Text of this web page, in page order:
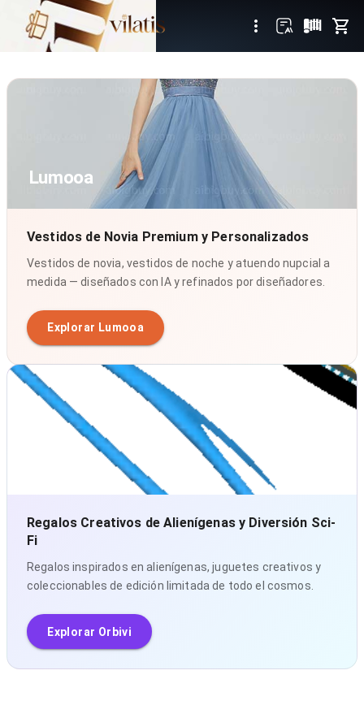
Lumooa
Vestidos de Novia Premium y Personalizados
Vestidos de novia, vestidos de noche y atuendo nupcial a
medida — diseñados con IA y refinados por diseñadores.
Explorar Lumooa
Regalos Creativos de Alienígenas y Diversión Sci-
Fi
Regalos inspirados en alienígenas, juguetes creativos y
coleccionables de edición limitada de todo el cosmos.
Explorar Orbivi